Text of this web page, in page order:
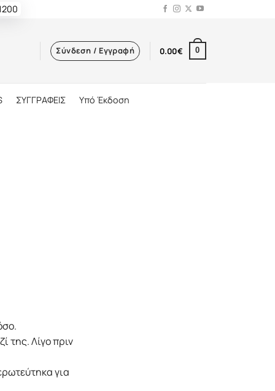
Σύνδεση / Εγγραφή 0.00€ 0
ΣΥΓΓΡΑΦΕΙΣ Υπό Έκδοση
της. Λίγο πριν
για